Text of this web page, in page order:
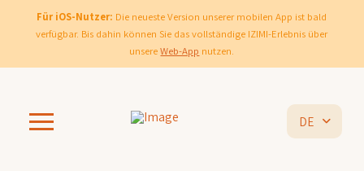
Für iOS-Nutzer: Die neueste Version unserer mobilen App ist bald
verfügbar. Bis dahin können Sie das vollständige IZIMI-Erlebnis über
unsereWeb-App nutzen.
DE